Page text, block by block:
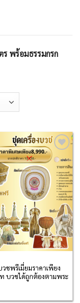
ร พร้อมธรรมกรก
Add to
Wishlist
วชพรีเมี่ยมราคาเพียง
บวชได้ถูกต้องตามพระ